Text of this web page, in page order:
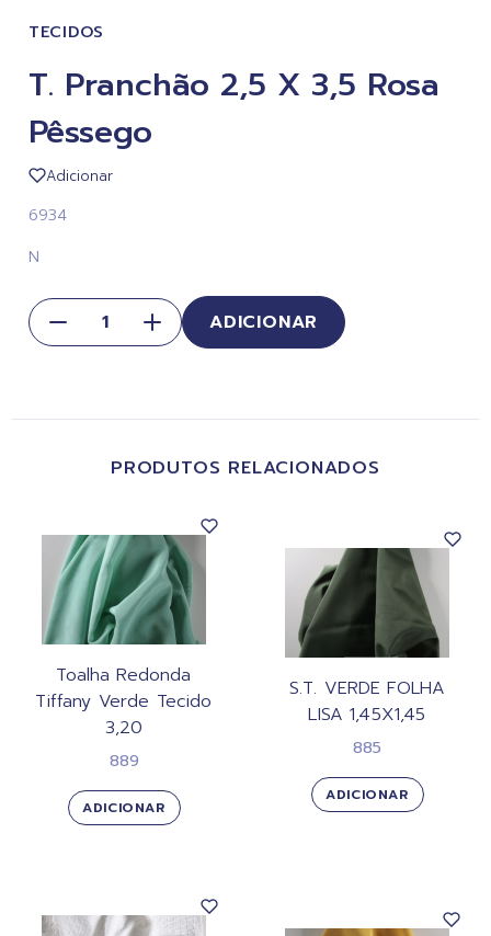
TECIDOS
T. Pranchão 2,5 X 3,5 Rosa
Pêssego
Adicionar
6934
N
ADICIONAR
PRODUTOS RELACIONADOS
Toalha Redonda
Tiffany Verde Tecido
3,20
889
ADICIONAR
S.T. VERDE FOLHA
LISA 1,45X1,45
885
ADICIONAR